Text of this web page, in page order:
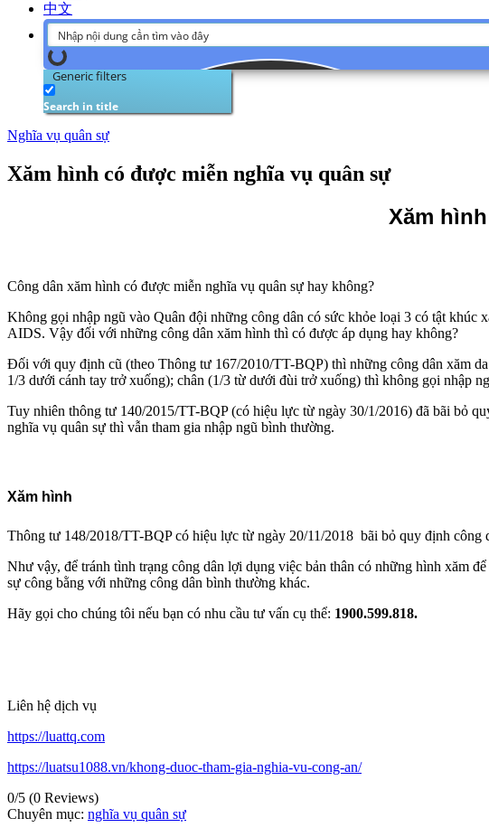
中文
Generic filters
Search in title
Nghĩa vụ quân sự
Xăm hình có được miễn nghĩa vụ quân sự
Xăm
Công dân xăm hình có được miễn nghĩa vụ quân sự hay không?
Không gọi nhập ngũ vào Quân đội những công dân có sức khỏe loại 3 có tật
AIDS. Vậy đối với những công dân xăm hình thì có được áp dụng hay không?
Đối với quy định cũ (theo Thông tư 167/2010/TT-BQP) thì những công dân xăm
1/3 dưới cánh tay trở xuống); chân (1/3 từ dưới đùi trở xuống) thì không gọi nhập
Tuy nhiên thông tư 140/2015/TT-BQP (có hiệu lực từ ngày 30/1/2016) đã bãi bỏ
nghĩa vụ quân sự thì vẫn tham gia nhập ngũ bình thường.
Xăm hình
Thông tư 148/2018/TT-BQP có hiệu lực từ ngày 20/11/2018 bãi bỏ quy định công
Như vậy, để tránh tình trạng công dân lợi dụng việc bản thân có những hình xăm
sự công bằng với những công dân bình thường khác.
Hãy gọi cho chúng tôi nếu bạn có nhu cầu tư vấn cụ thể: 1900.599.818.
Liên hệ dịch vụ
https://luattq.com
https://luatsu1088.vn/khong-duoc-tham-gia-nghia-vu-cong-an/
0/5 (0 Reviews)
Chuyên mục: nghĩa vụ quân sự